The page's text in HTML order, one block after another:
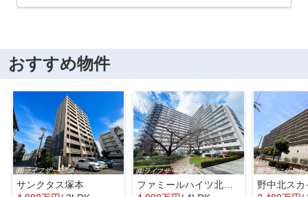
おすすめ物件
サンクタス塚本
ファミールハイツ北大阪４号棟
野中北スカ